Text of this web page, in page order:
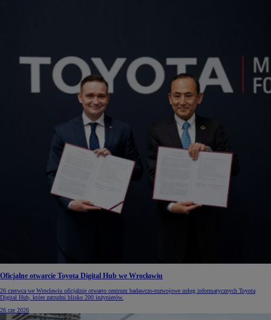
Oficjalne otwarcie Toyota Digital Hub we Wrocławiu
26 czerwca we Wrocławiu oficjalnie otwarto centrum badawczo-rozwojowe usług informatycznych Toyota
Digital Hub, które zatrudni blisko 200 inżynierów.
26 cze 2026